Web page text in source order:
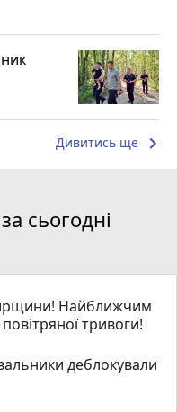
Дивитись ще keyboard_arrow_right
сьогодні
Найближчим
тривоги!
деблокували